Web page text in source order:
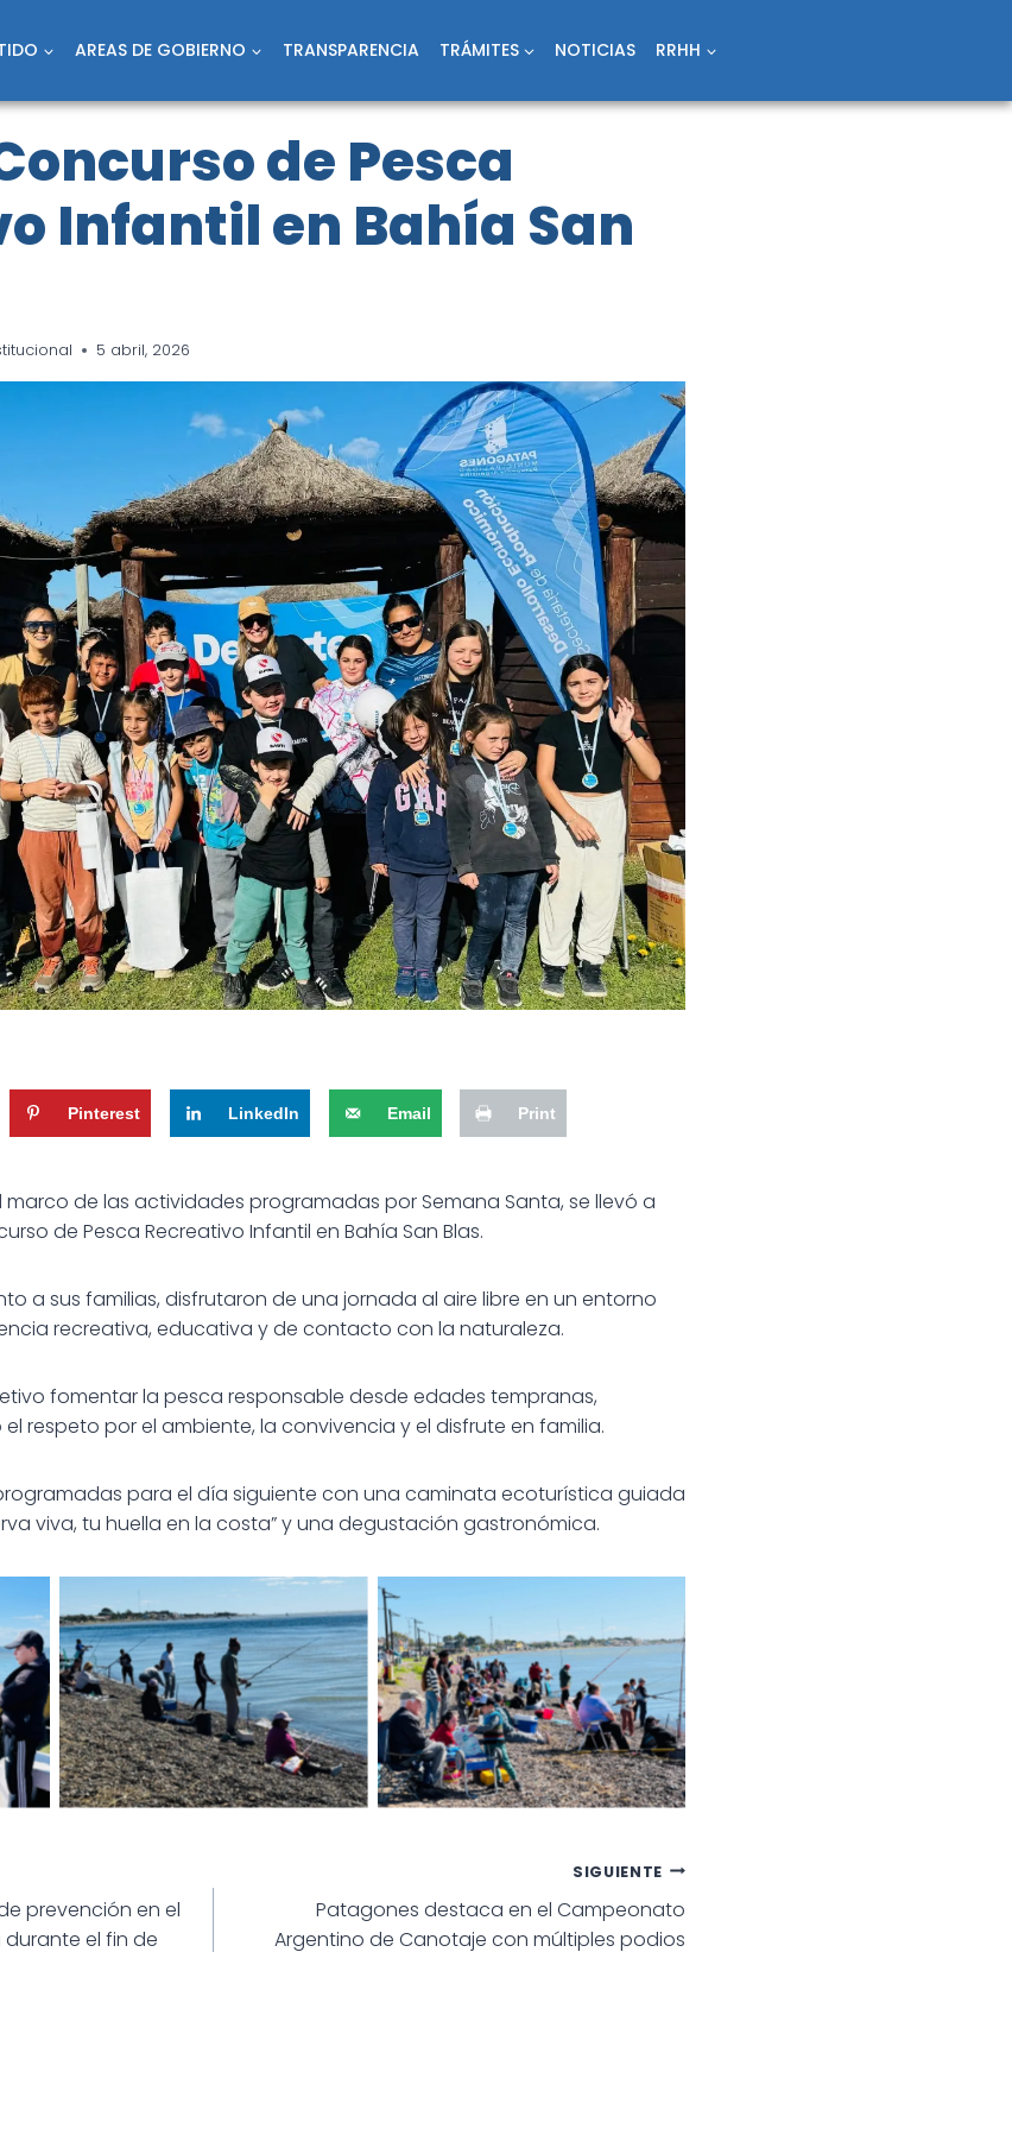
AREAS DE GOBIERNO TRANSPARENCIA TRÁMITES NOTICIAS RRHH
de Pesca
Infantil en Bahía San
5 abril, 2026
Pinterest LinkedIn Email Print
marco de las actividades programadas por Semana Santa, se llevó a
de Pesca Recreativo Infantil en Bahía San Blas.
a sus familias, disfrutaron de una jornada al aire libre en un entorno
recreativa, educativa y de contacto con la naturaleza.
fomentar la pesca responsable desde edades tempranas,
respeto por el ambiente, la convivencia y el disfrute en familia.
para el día siguiente con una caminata ecoturística guiada
viva, tu huella en la costa” y una degustación gastronómica.
prevención en el
durante el fin de
SIGUIENTE
Patagones destaca en el Campeonato
Argentino de Canotaje con múltiples podios